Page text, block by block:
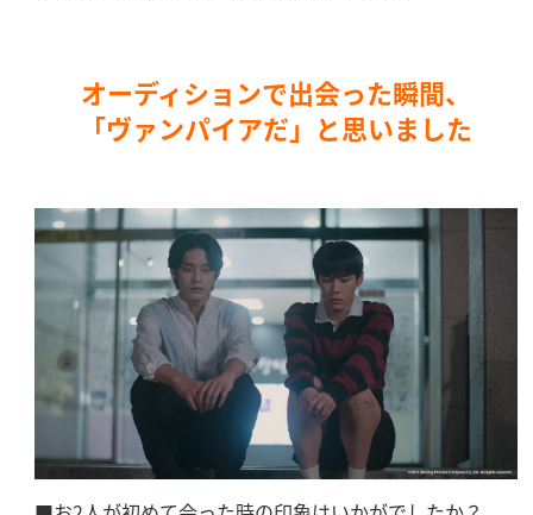
オーディションで出会った瞬間、
「ヴァンパイアだ」と思いました